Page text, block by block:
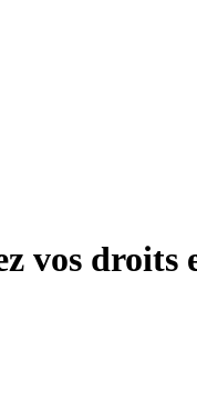
vos droits